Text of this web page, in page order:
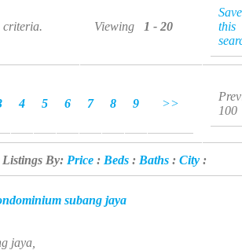
criteria. Viewing 1 - 20
Save
this
4 5 6 7 8 9 >>
100
Listings By: Price: Beds: Baths: City:
subang jaya
jaya,